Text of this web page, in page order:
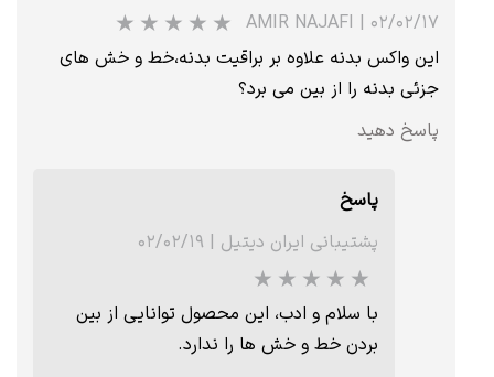
AMIR NAJAFI | ۰۲/۰۲/۱۷
این واکس بدنه علاوه بر براقیت بدنه،خط و خش های
جزئی بدنه را از بین می برد؟
پاسخ دهید
پاسخ
پشتیبانی ایران دیتیل | ۰۲/۰۲/۱۹
با سلام و ادب، این محصول توانایی از بین
بردن خط و خش ها را ندارد.